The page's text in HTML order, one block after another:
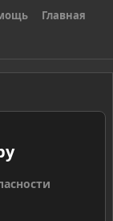
Главная